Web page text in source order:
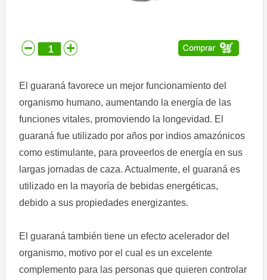
Ubicación
Aviso
privacidad
El guaraná favorece un mejor funcionamiento del
organismo humano, aumentando la energía de las
funciones vitales, promoviendo la longevidad. El
guaraná fue utilizado por años por indios amazónicos
como estimulante, para proveerlos de energía en sus
largas jornadas de caza. Actualmente, el guaraná es
utilizado en la mayoría de bebidas energéticas,
debido a sus propiedades energizantes.
El guaraná también tiene un efecto acelerador del
organismo, motivo por el cual es un excelente
complemento para las personas que quieren controlar